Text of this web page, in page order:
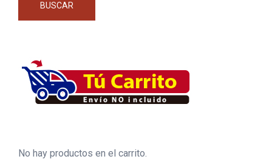
BUSCAR
No hay productos en el carrito.